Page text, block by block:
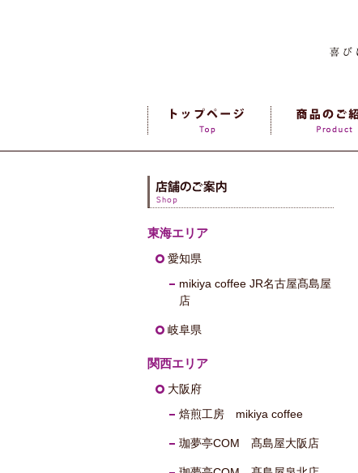
東海エリア
愛知県
mikiya coffee JR名古屋髙島屋
店
岐阜県
関西エリア
大阪府
焙煎工房 mikiya coffee
珈夢亭COM 髙島屋大阪店